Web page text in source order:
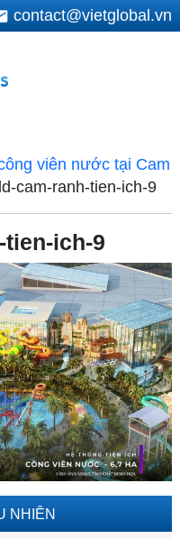
contact@vietglobal.vn
viên nước tại Cam
cam-ranh-tien-ich-9
ich-9
NHIÊN